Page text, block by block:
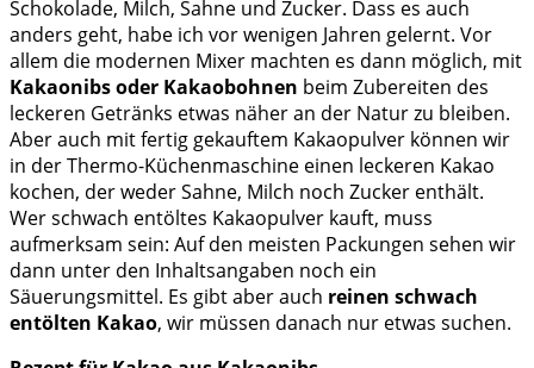
Schokolade, Milch, Sahne und Zucker. Dass es auch
anders geht, habe ich vor wenigen Jahren gelernt. Vor
allem die modernen Mixer machten es dann möglich, mit
Kakaonibs oder Kakaobohnen beim Zubereiten des
leckeren Getränks etwas näher an der Natur zu bleiben.
Aber auch mit fertig gekauftem Kakaopulver können wir
in der Thermo-Küchenmaschine einen leckeren Kakao
kochen, der weder Sahne, Milch noch Zucker enthält.
Wer schwach entöltes Kakaopulver kauft, muss
aufmerksam sein: Auf den meisten Packungen sehen wir
dann unter den Inhaltsangaben noch ein
Säuerungsmittel. Es gibt aber auch reinen schwach
entölten Kakao, wir müssen danach nur etwas suchen.